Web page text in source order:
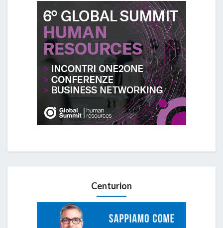
Centurion